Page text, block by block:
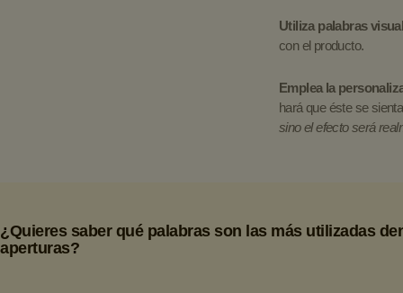
Utiliza palabras
con el producto.
Emplea la
hará que éste se
sino el efecto será
¿Quieres saber qué palabras son las más utilizadas
aperturas?